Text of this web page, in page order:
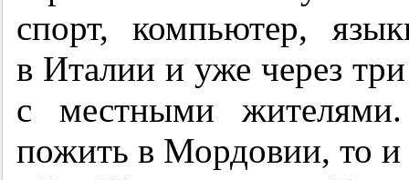
спорт, компьютер,
в Италии и уже через
с местными
пожить в Мордовии, то и